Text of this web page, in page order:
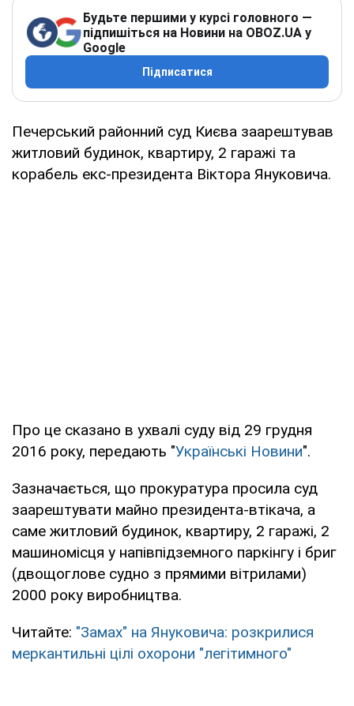
Будьте першими у курсі головного —
підпишіться на Новини на OBOZ.UA у
Google
Підписатися
Печерський районний суд Києва заарештував
житловий будинок, квартиру, 2 гаражі та
корабель екс-президента Віктора Януковича.
Про це сказано в ухвалі суду від 29 грудня
2016 року, передають "Українські Новини".
Зазначається, що прокуратура просила суд
заарештувати майно президента-втікача, а
саме житловий будинок, квартиру, 2 гаражі, 2
машиномісця у напівпідземного паркінгу і бриг
(двощоглове судно з прямими вітрилами)
2000 року виробництва.
Читайте: "Замах" на Януковича: розкрилися
меркантильні цілі охорони "легітимного"